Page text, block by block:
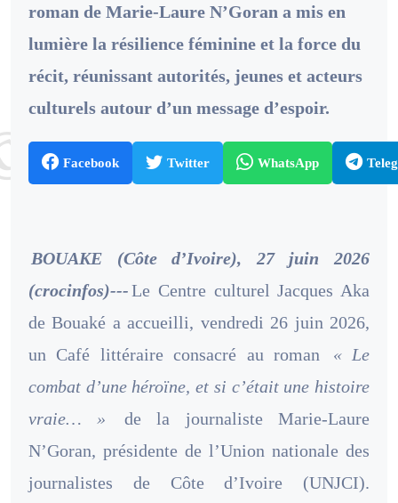
roman de Marie-Laure N’Goran a mis en
lumière la résilience féminine et la force du
récit, réunissant autorités, jeunes et acteurs
culturels autour d’un message d’espoir.
Facebook Twitter WhatsApp
BOUAKE (Côte d’Ivoire), 27 juin 2026
(crocinfos)---Le Centre culturel Jacques Aka
de Bouaké a accueilli, vendredi 26 juin 2026,
un Café littéraire consacré au roman
« Le
combat d’une héroïne, et si c’était une histoire
vraie… »
de la journaliste Marie-Laure
N’Goran, présidente de l’Union nationale des
journalistes de Côte d’Ivoire (UNJCI).